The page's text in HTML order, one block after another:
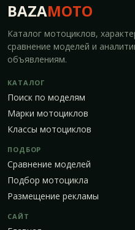
BAZAMOTO
Каталог мотоциклов,
сравнение моделей и
объявлениям.
КАТАЛОГ
Поиск по моделям
Марки мотоциклов
Классы мотоциклов
ПОДБОР
Сравнение моделей
Подбор мотоцикла
Размещение рекламы
САЙТ